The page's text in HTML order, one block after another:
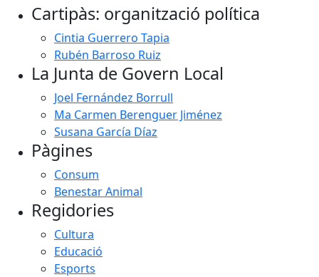
Cartipàs: organització política
Cintia Guerrero Tapia
Rubén Barroso Ruiz
La Junta de Govern Local
Joel Fernández Borrull
Ma Carmen Berenguer Jiménez
Susana García Díaz
Pàgines
Consum
Benestar Animal
Regidories
Cultura
Educació
Esports